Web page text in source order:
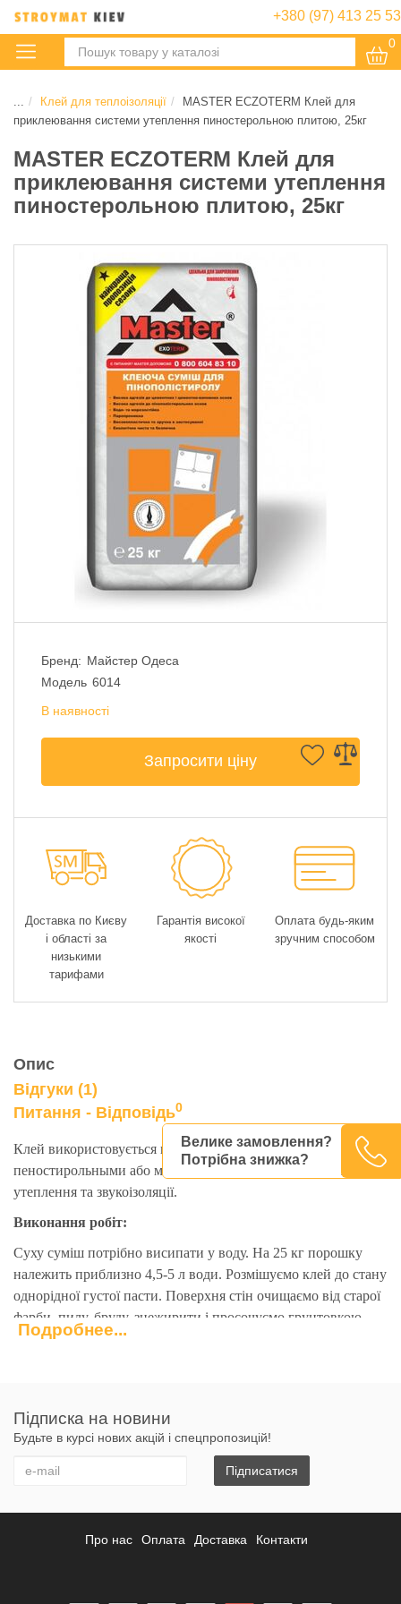
+380 (97) 413 25 53
0
Клей для теплоізоляції
MASTER ECZOTERM Клей для
приклеювання системи утеплення пиностерольною плитою, 25кг
MASTER ECZOTERM Клей для
приклеювання системи утеплення
пиностерольною плитою, 25кг
Бренд: Майстер Одеса
Модель 6014
В наявності
Запросити ціну
Велике замовлення?
Потрібна знижка?
Доставка по Києву
і області за
низькими
тарифами
Гарантія високої
якості
Оплата будь-яким
зручним способом
Опис
Відгуки (1)
Питання - Відповідь0
Клей використовується в зовнішній обшивці будівель
пеностирольными або мінераловатними плитами для
утеплення та звукоізоляції.
Виконання робіт:
Суху суміш потрібно висипати у воду. На 25 кг порошку
належить приблизно 4,5-5 л води. Розмішуємо клей до стану
однорідної густої пасти. Поверхня стін очищаємо від старої
фарби, пилу, бруду, знежирити і просочуємо грунтовкою.
Суміш наносимо по периметру плити з невеликим
додатково обробляються клейовою сумішшю.
- Мішок 25 кг на 6 м2
Характеристики
Водопотреба на 25 кг сухої
Придатність розчинової суміші,
Подробнее...
Підписка на новини
Будьте в курсі нових акцій і спецпропозицій!
Підписатися
Про нас Оплата Доставка Контакти